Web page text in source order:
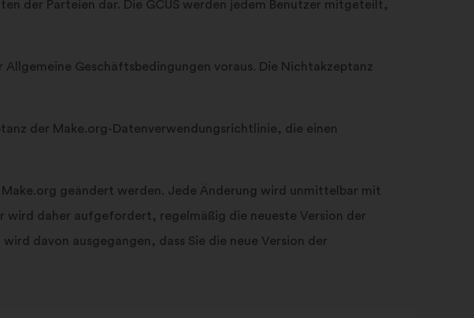
der Parteien dar. Die GCUS werden jedem Benutzer mitgeteilt,
Geschäftsbedingungen voraus. Die Nichtakzeptanz
der Make.org-Datenverwendungsrichtlinie, die einen
geändert werden. Jede Änderung wird unmittelbar mit
wird daher aufgefordert, regelmäßig die neueste Version der
davon ausgegangen, dass Sie die neue Version der